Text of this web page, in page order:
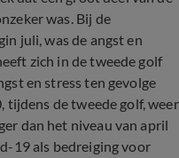
was. Bij de
juli, was de angst en
zich in de tweede golf
en stress ten gevolge
tijdens de tweede golf, weer
dan het niveau van april
19 als bedreiging voor